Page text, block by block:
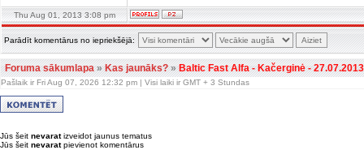
Thu Aug 01, 2013 3:08 pm
Parādīt komentārus no iepriekšējā:
Foruma sākumlapa»Kas jaunāks?»Baltic Fast Alfa - Kačerginė - 27.07.2013
Pašlaik ir Fri Aug 07, 2026 12:32 pm | Visi laiki ir GMT + 3 Stundas
Jūs šeit nevaratizveidot jaunus tematus
Jūs šeit nevaratpievienot komentārus